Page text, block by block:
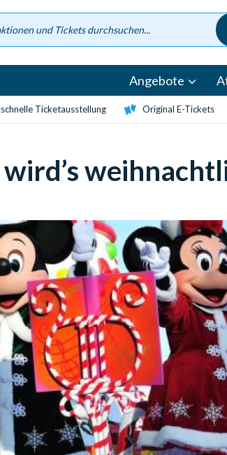
Angebote
Ticketausstellung Original E-Tickets